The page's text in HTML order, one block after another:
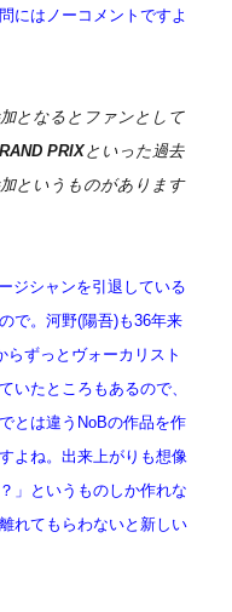
にはノーコメントですよ
となるとファンとして
PRIXといった過去
というものがあります
ジシャンを引退している
で。河野(陽吾)も36年来
ずっとヴォーカリスト
いたところもあるので、
とは違うNoBの作品を作
よね。出来上がりも想像
」というものしか作れな
れてもらわないと新しい